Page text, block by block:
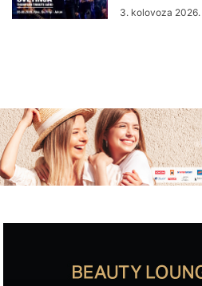
3. kolovoza 2026.